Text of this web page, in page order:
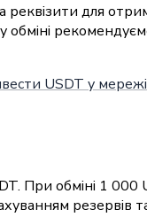
реквізити для
обміні
USDT у
При обміні 1 000
резервів та